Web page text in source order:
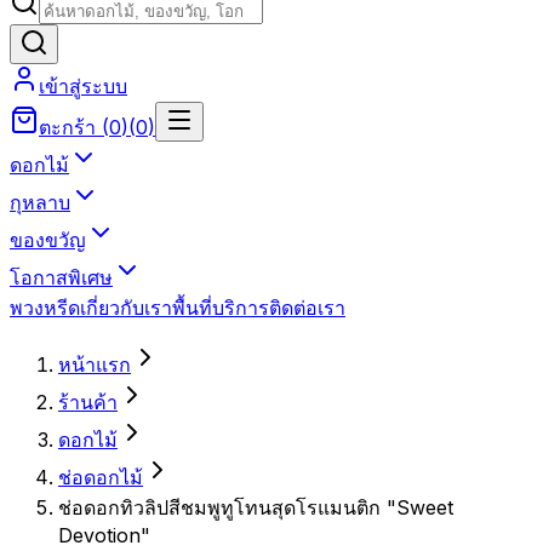
เข้าสู่ระบบ
ตะกร้า (0)(0)
ดอกไม้
กุหลาบ
ของขวัญ
โอกาสพิเศษ
พวงหรีดเกี่ยวกับเราพื้นที่บริการติดต่อเรา
หน้าแรก
ร้านค้า
ดอกไม้
ช่อดอกไม้
ช่อดอกทิวลิปสีชมพูทูโทนสุดโรแมนติก "Sweet
Devotion"